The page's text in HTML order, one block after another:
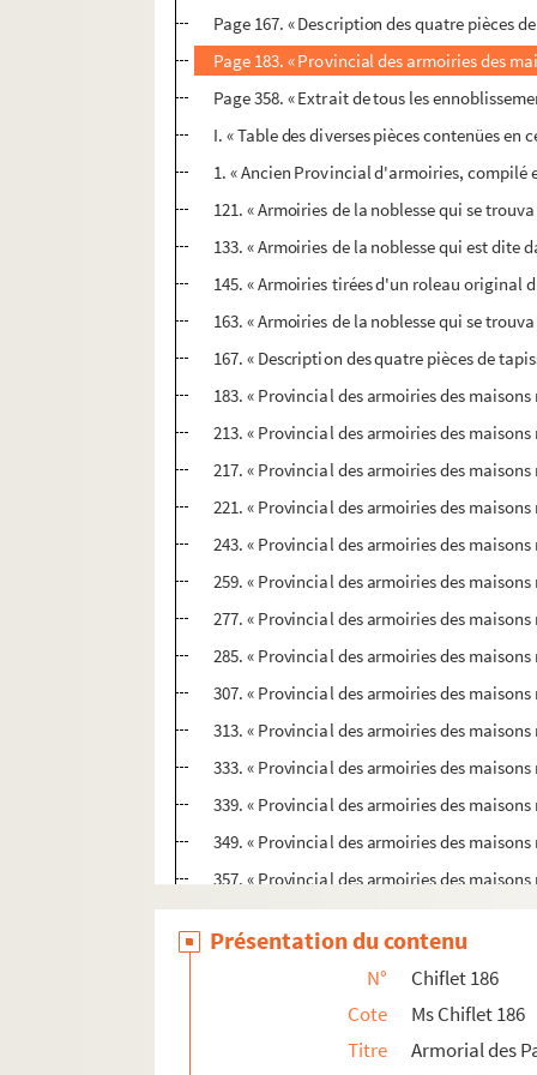
Page 167. « Description des quatre pièces
Page 183. « Provincial des armoiries des
Page 358. « Extrait de tous les
I. « Table des diverses pièces contenües
1. « Ancien Provincial d'armoiries, compilé
121. « Armoiries de la noblesse qui se
133. « Armoiries de la noblesse qui est
145. « Armoiries tirées d'un roleau original
163. « Armoiries de la noblesse qui se
167. « Description des quatre pièces de
183. « Provincial des armoiries des
213. « Provincial des armoiries des
217. « Provincial des armoiries des
221. « Provincial des armoiries des
243. « Provincial des armoiries des
259. « Provincial des armoiries des
277. « Provincial des armoiries des
285. « Provincial des armoiries des
307. « Provincial des armoiries des
313. « Provincial des armoiries des
333. « Provincial des armoiries des
339. « Provincial des armoiries des
349. « Provincial des armoiries des
357. « Provincial des armoiries des
358. « Extrait de tous les ennoblissemens
Présentation du contenu
N°
Chiflet 186
Cote
Ms Chiflet 186
Titre
Armorial des